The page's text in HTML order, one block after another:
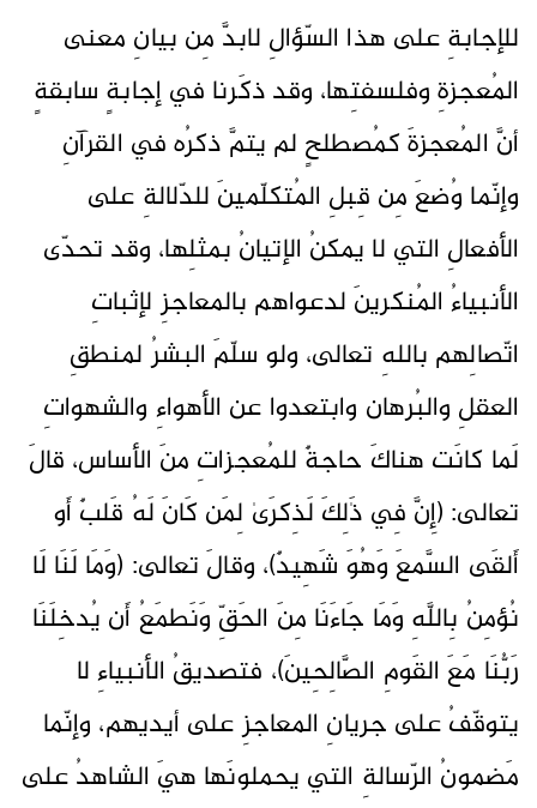
للإجابةِ على هذا السّؤالِ لابدَّ مِن بيانِ معنى
المُعجزةِ وفلسفتِها، وقد ذكَرنا في إجابةٍ سابقةٍ
أنَّ المُعجزةَ كمُصطلحٍ لم يتمَّ ذكرُه في القرآنِ
وإنّما وُضعَ مِن قِبلِ المُتكلّمينَ للدّلالةِ على
الأفعالِ التي لا يمكنُ الإتيانُ بمثلِها، وقد تحدّى
الأنبياءُ المُنكرينَ لدعواهم بالمعاجزِ لإثباتِ
اتّصالِهم باللهِ تعالى، ولو سلّمَ البشرُ لمنطقِ
العقلِ والبُرهان وابتعدوا عن الأهواءِ والشهواتِ
لَما كانَت هناكَ حاجةٌ للمُعجزاتِ منَ الأساس، قالَ
تعالى: (إِنَّ فِي ذَٰلِكَ لَذِكرَىٰ لِمَن كَانَ لَهُ قَلبٌ أَو
أَلقَى السَّمعَ وَهُوَ شَهِيدٌ)، وقالَ تعالى: (وَمَا لَنَا لَا
نُؤمِنُ بِاللَّهِ وَمَا جَاءَنَا مِنَ الحَقِّ وَنَطمَعُ أَن يُدخِلَنَا
رَبُّنَا مَعَ القَومِ الصَّالِحِينَ)، فتصديقُ الأنبياءِ لا
يتوقّفُ على جريانِ المعاجزِ على أيديهم، وإنّما
مَضمونُ الرّسالةِ التي يحملونَها هيَ الشاهدُ على